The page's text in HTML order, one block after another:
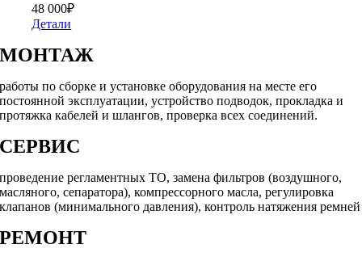
48 000₽
Детали
МОНТАЖ
работы по сборке и установке оборудования на месте его
постоянной эксплуатации, устройство подводок, прокладка и
протяжка кабелей и шлангов, проверка всех соединений.
СЕРВИС
проведение регламентных ТО, замена фильтров (воздушного,
масляного, сепаратора), компрессорного масла, регулировка
клапанов (минимального давления), контроль натяжения ремней
РЕМОНТ